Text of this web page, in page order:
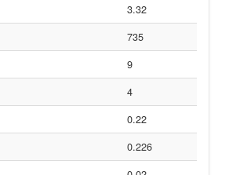
3.32
735
9
4
0.22
0.226